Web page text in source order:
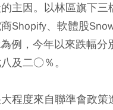
主因。以林區旗下三
Shopify、軟體股
例，今年以來跌幅
及二○％。
程度來自聯準會政策